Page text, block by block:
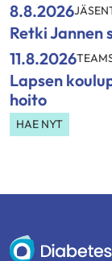
8.8.2026
Retki Jannen
11.8.2026
Lapsen
hoito
HAE NYT
Diabetesliitto